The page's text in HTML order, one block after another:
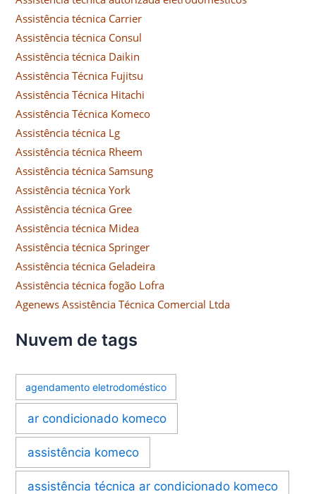
Assistência técnica Carrier
Assistência técnica Consul
Assistência técnica Daikin
Assistência Técnica Fujitsu
Assistência Técnica Hitachi
Assistência Técnica Komeco
Assistência técnica Lg
Assistência técnica Rheem
Assistência técnica Samsung
Assistência técnica York
Assistência técnica Gree
Assistência técnica Midea
Assistência técnica Springer
Assistência técnica Geladeira
Assistência técnica fogão Lofra
Agenews Assistência Técnica Comercial Ltda
Nuvem de tags
agendamento eletrodoméstico
ar condicionado komeco
assistência komeco
assistência técnica ar condicionado komeco